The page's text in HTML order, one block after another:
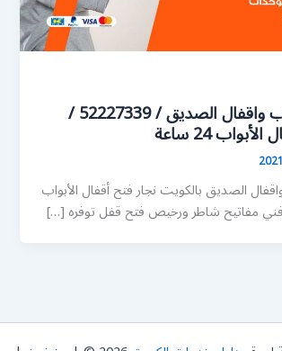
رقم فتح أبواب واقفال الصديق / 52227339 /
24 ساعة
الصديق بالكويت نجار فتح أقفال الأبواب